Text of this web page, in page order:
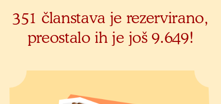
351 članstava je rezervirano,
preostalo ih je još 9.649!